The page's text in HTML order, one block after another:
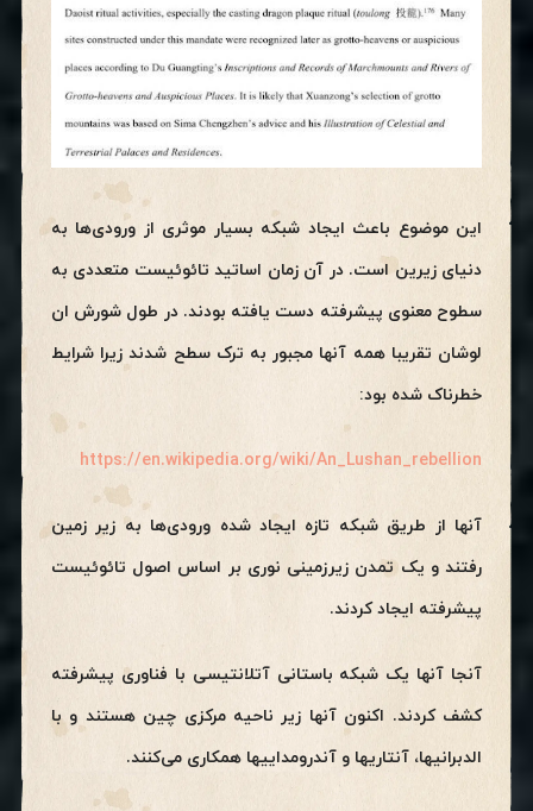
این موضوع باعث ایجاد شبکه بسیار موثری از ورودی‌ها به
دنیای زیرین است. در آن زمان اساتید تائوئیست متعددی به
سطوح معنوی پیشرفته دست یافته بودند. در طول شورش ان
لوشان تقریبا همه آنها مجبور به ترک سطح شدند زیرا شرایط
خطرناک شده بود:
https://en.wikipedia.org/wiki/An_Lushan_rebellion
آنها از طریق شبکه تازه ایجاد شده ورودی‌ها به زیر زمین
رفتند و یک تمدن زیرزمینی نوری بر اساس اصول تائوئیست
پیشرفته ایجاد کردند.
آنجا آنها یک شبکه باستانی آتلانتیسی با فناوری پیشرفته
کشف کردند. اکنون آنها زیر ناحیه مرکزی چین هستند و با
الدبرانیها، آنتاریها و آندرومداییها همکاری می‌کنند.